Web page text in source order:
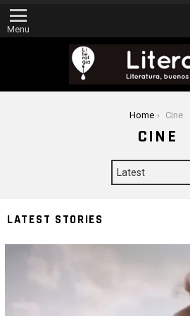
Menu
Home Cine
CINE
LATEST STORIES